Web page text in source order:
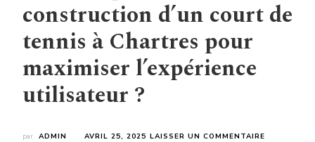
construction d’un court de
tennis à Chartres pour
maximiser l’expérience
utilisateur ?
par ADMIN AVRIL 25, 2025 LAISSER UN COMMENTAIRE